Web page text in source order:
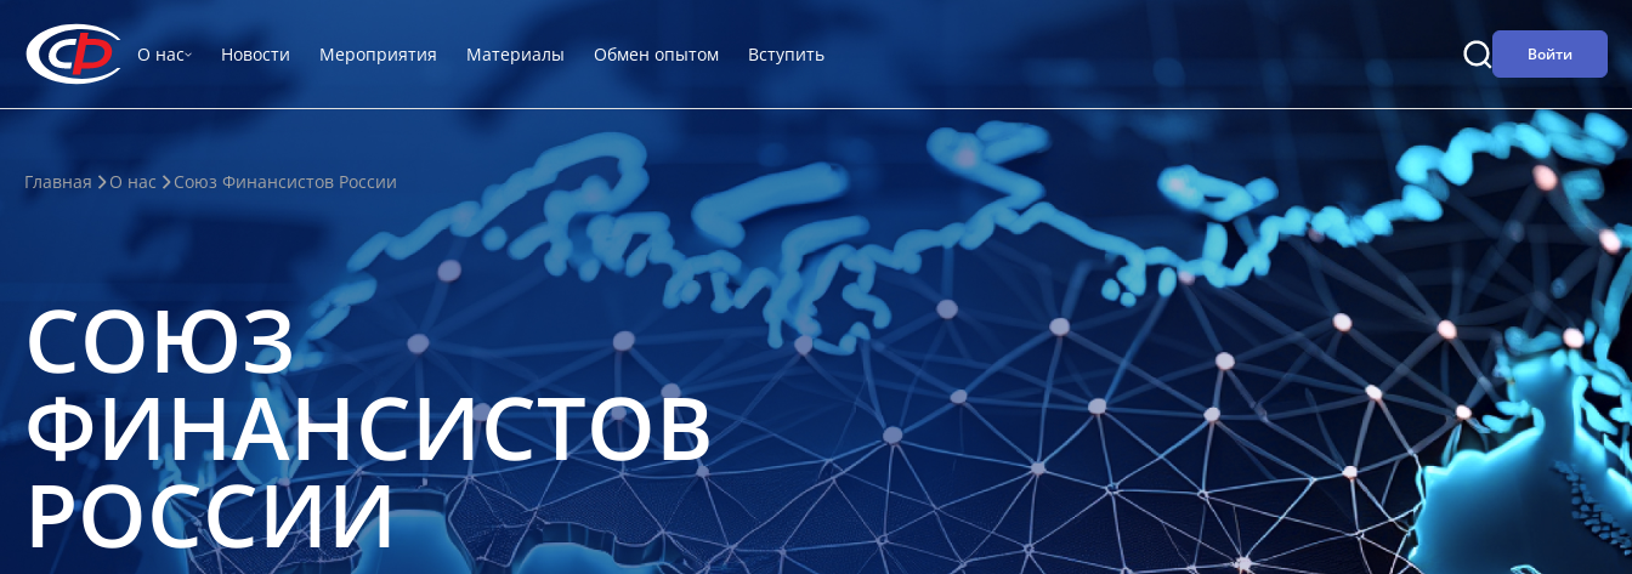
О нас Новости Мероприятия Материалы Обмен опытом Вступить Войти
Главная О нас Союз Финансистов России
СОЮЗ
ФИНАНСИСТОВ
РОССИИ